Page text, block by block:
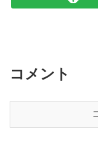
コメント